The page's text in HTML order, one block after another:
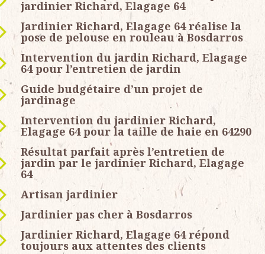
jardinier Richard, Elagage 64
Jardinier Richard, Elagage 64 réalise la
pose de pelouse en rouleau à Bosdarros
Intervention du jardin Richard, Elagage
64 pour l’entretien de jardin
Guide budgétaire d’un projet de
jardinage
Intervention du jardinier Richard,
Elagage 64 pour la taille de haie en 64290
Résultat parfait après l’entretien de
jardin par le jardinier Richard, Elagage
64
Artisan jardinier
Jardinier pas cher à Bosdarros
Jardinier Richard, Elagage 64 répond
toujours aux attentes des clients